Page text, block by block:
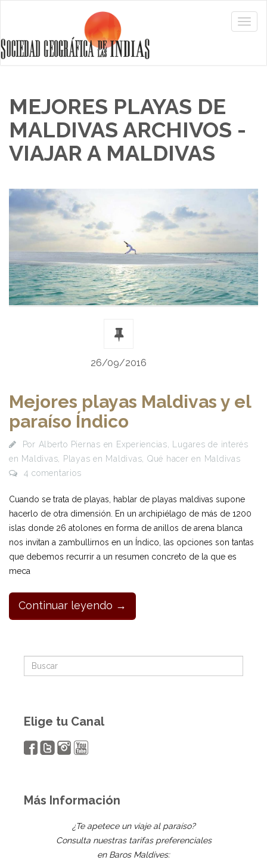
MEJORES PLAYAS DE
MALDIVAS ARCHIVOS -
VIAJAR A MALDIVAS
26/09/2016
Mejores playas Maldivas y el
paraíso Índico
Por Alberto Piernas en Experiencias
Lugares de interés
en Maldivas
Playas en Maldivas Qué hacer en Maldivas
4 comentarios
Cuando se trata de playas, hablar de playas maldivas supone
hacerlo de otra dimensión. En un archipiélago de más de 1200
islas donde 26 atolones en forma de anillos de arena blanca
nos invitan a zambullirnos en un Índico, las opciones son tantas
que debemos recurrir a un resumen concreto de la que es
meca
Continuar leyendo →
Elige tu Canal
Más Información
¿Te apetece un viaje al paraíso?
Consulta nuestras tarifas preferenciales
en Baros Maldives: